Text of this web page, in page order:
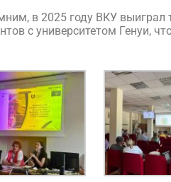
в 2025 году ВКУ выиграл
с университетом Генуи,